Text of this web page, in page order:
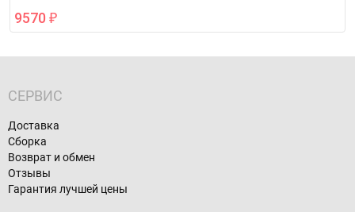
9570 ₽
СЕРВИС
Доставка
Сборка
Возврат и обмен
Отзывы
Гарантия лучшей цены